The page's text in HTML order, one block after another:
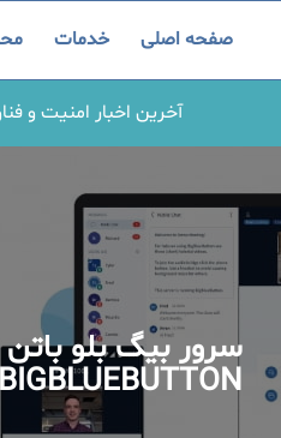
صفحه اصلی خدمات
آخرین اخبار امنیت و
سرور بیگ بلو باتن
BIGBLUEBUTTON